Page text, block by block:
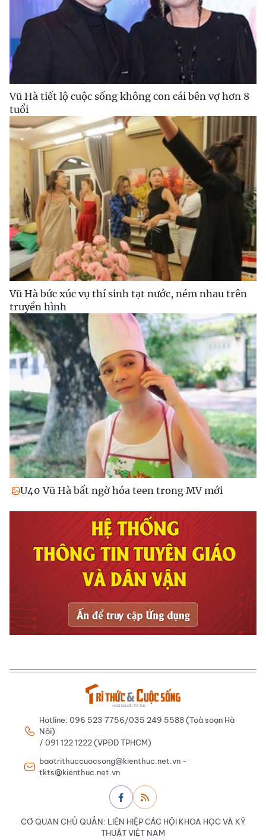
Vũ Hà tiết lộ cuộc sống không con cái bên vợ hơn 8
tuổi
Vũ Hà bức xúc vụ thí sinh tạt nước, ném nhau trên
truyền hình
U40 Vũ Hà bất ngờ hóa teen trong MV mới
Hotline: 096 523 7756/035 249 5588 (Toà soạn Hà
Nội)
/ 091 122 1222 (VPĐD TPHCM)
baotrithuccuocsong@kienthuc.net.vn -
tkts@kienthuc.net.vn
CƠ QUAN CHỦ QUẢN: LIÊN HIỆP CÁC HỘI KHOA HỌC VÀ KỸ
THUẬT VIỆT NAM